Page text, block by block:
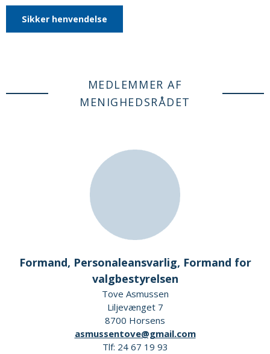
Sikker henvendelse
MEDLEMMER AF
MENIGHEDSRÅDET
Formand, Personaleansvarlig, Formand for
valgbestyrelsen
Tove Asmussen
Liljevænget 7
8700 Horsens
asmussentove@gmail.com
Tlf: 24 67 19 93